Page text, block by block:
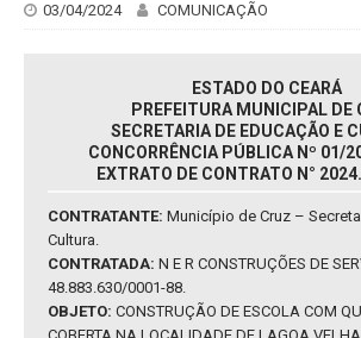
03/04/2024 COMUNICAÇÃO
ESTADO DO CEARÁ
PREFEITURA MUNICIPAL DE
SECRETARIA DE EDUCAÇÃO E
CONCORRÊNCIA PÚBLICA Nº 01/
EXTRATO DE CONTRATO N°
CONTRATANTE: Município de Cruz –
Cultura.
CONTRATADA: N E R CONSTRUÇÕES DE
48.883.630/0001-88.
OBJETO: CONSTRUÇÃO DE ESCOLA COM